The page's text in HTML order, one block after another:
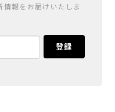
報をお届けいたしま
登録